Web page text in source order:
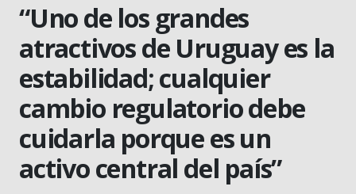
“Uno de los grandes
atractivos de Uruguay es la
estabilidad; cualquier
cambio regulatorio debe
cuidarla porque es un
activo central del país”